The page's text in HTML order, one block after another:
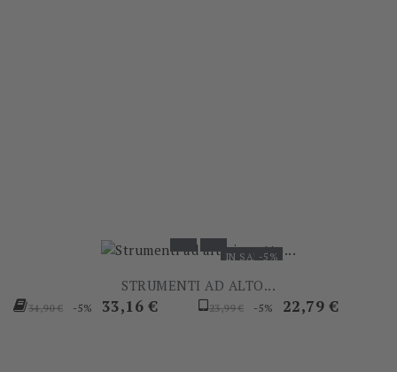
IN SALDO!
-5%
STRUMENTI AD ALTO...
Prezzo
34,90 € -5% Prezzo
33,16 €
Prezzo
23,99 € -5% Prezzo
22,79 €